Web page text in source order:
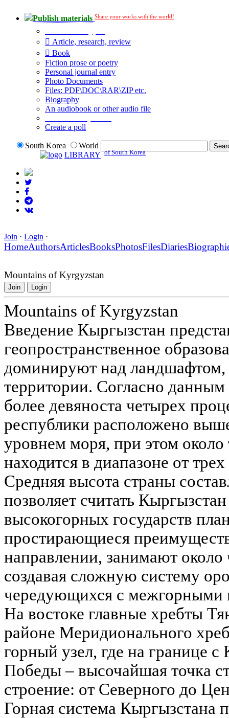
Publish materials Share your works with the world!
Article, research, review
Book
Fiction prose or poetry
Personal journal entry
Photo Documents
Files: PDF\DOC\RAR\ZIP etc.
Biography
An audiobook or other audio file
Create a poll
South Korea
World
LIBRARY of South Korea
Join · Login ·
HomeAuthorsArticlesBooksPhotosFilesDiaries
Mountains of Kyrgyzstan
Join Login
Mountains of Kyrgyzstan
Введение Кыргызстан
геопространственное
доминируют над ландшафтом,
территории. Согласно
более девяноста четырех
республики расположено
уровнем моря, при этом около
находится в диапазоне от
Средняя высота страны
позволяет считать
высокогорных государств
простирающиеся
направлении, занимают около
создавая сложную систему
чередующихся с межгорными
На востоке главные хребты
районе Меридионального
горный узел, где на границе
Победы – высочайшая точка
строение: от Северного до
Горная система Кыргызстана